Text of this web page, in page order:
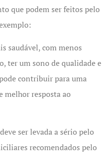
que podem ser feitos pelo
saudável, com menos
ter um sono de qualidade e
contribuir para uma
melhor resposta ao
ser levada a sério pelo
recomendados pelo